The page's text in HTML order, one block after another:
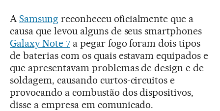
ASamsung reconheceu oficialmente que a
causa que levou alguns de seus smartphones
Galaxy Note 7a pegar fogo foram dois tipos
de baterias com os quais estavam equipados e
que apresentavam problemas de design e de
soldagem, causando curtos-circuitos e
provocando a combustão dos dispositivos,
disse a empresa em comunicado.